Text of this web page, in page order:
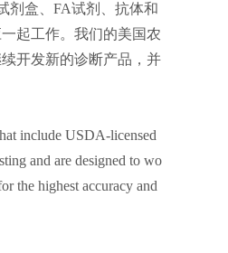
剂盒、FA试剂、抗体和
起工作。我们的美国农
开发新的诊断产品，并
include USDA-licensed
and are designed to wo
the highest accuracy and